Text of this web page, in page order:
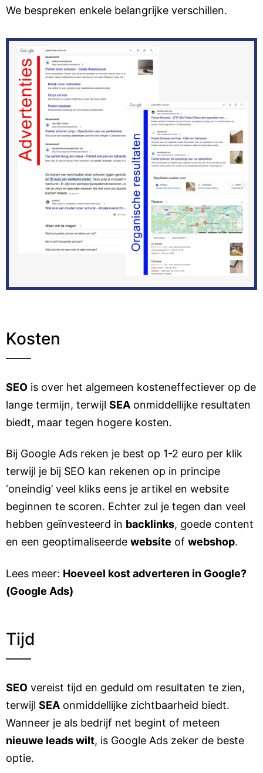
We bespreken enkele belangrijke verschillen.
Kosten
SEO is over het algemeen kosteneffectiever op de
lange termijn, terwijl SEA onmiddellijke resultaten
biedt, maar tegen hogere kosten.
Bij Google Ads reken je best op 1-2 euro per klik
terwijl je bij SEO kan rekenen op in principe
‘oneindig’ veel kliks eens je artikel en website
beginnen te scoren. Echter zul je tegen dan veel
hebben geïnvesteerd in backlinks, goede content
en een geoptimaliseerde website of webshop.
Lees meer: Hoeveel kost adverteren in Google?
(Google Ads)
Tijd
SEO vereist tijd en geduld om resultaten te zien,
terwijl SEA onmiddellijke zichtbaarheid biedt.
Wanneer je als bedrijf net begint of meteen
nieuwe leads wilt, is Google Ads zeker de beste
optie.